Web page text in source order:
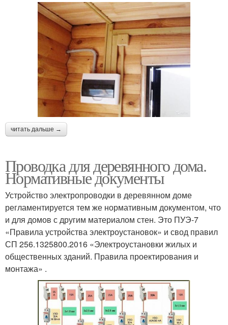
читать дальше →
Проводка для деревянного дома.
Нормативные документы
Устройство электропроводки в деревянном доме
регламентируется тем же нормативным документом, что
и для домов с другим материалом стен. Это ПУЭ-7
«Правила устройства электроустановок» и свод правил
СП 256.1325800.2016 «Электроустановки жилых и
общественных зданий. Правила проектирования и
монтажа» .